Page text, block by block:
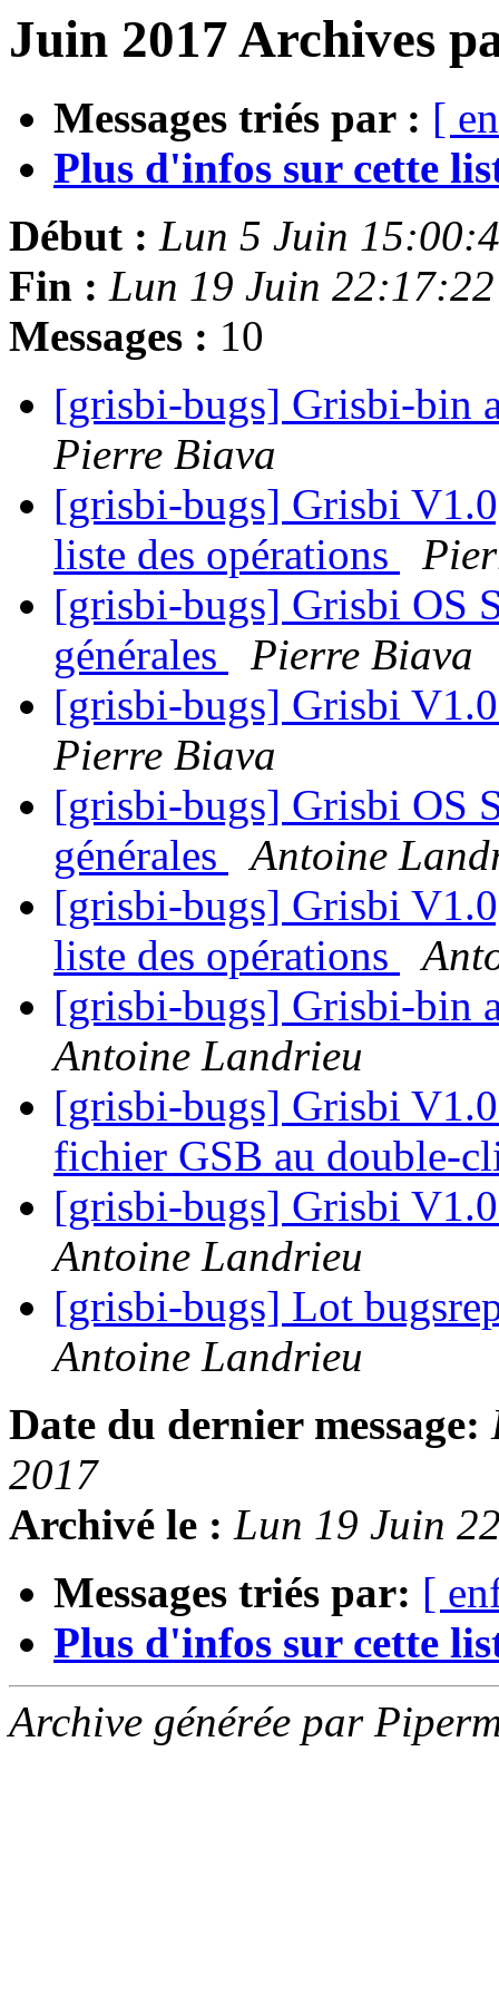
Juin 2017 Archives
Messages triés par : [
Plus d'infos sur cette
Début : Lun 5 Juin
Fin : Lun 19 Juin
Messages : 10
[grisbi-bugs] Grisbi-bin
Pierre Biava
[grisbi-bugs] Grisbi
liste des opérations
[grisbi-bugs] Grisbi OS
générales
Pierre Biava
[grisbi-bugs] Grisbi
Pierre Biava
[grisbi-bugs] Grisbi OS
générales
Antoine
[grisbi-bugs] Grisbi
liste des opérations
[grisbi-bugs] Grisbi-bin
Antoine Landrieu
[grisbi-bugs] Grisbi
fichier GSB au double-
[grisbi-bugs] Grisbi
Antoine Landrieu
[grisbi-bugs] Lot
Antoine Landrieu
Date du dernier message:
2017
Archivé le : Lun 19 Juin
Messages triés par: [
Plus d'infos sur cette
Archive générée par